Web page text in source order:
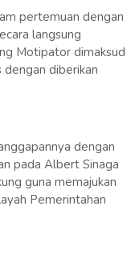
pertemuan dengan
langsung
Motipator dimaksud
diberikan
dengan
pada Albert Sinaga
guna memajukan
Pemerintahan